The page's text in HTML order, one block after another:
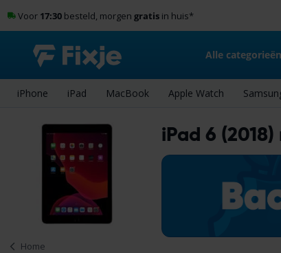
Voor 17:30besteld, morgen gratisin huis*
Alle categorieën
iPhone iPad MacBook Apple Watch
iPad 6
Home